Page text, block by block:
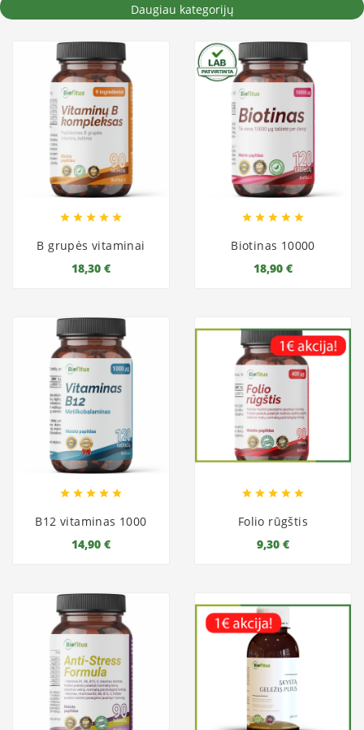
Daugiau kategorijų
    
B grupės vitaminai
18,30 €
    
Biotinas 10000
18,90 €
    
B12 vitaminas 1000
14,90 €
    
Folio rūgštis
9,30 €